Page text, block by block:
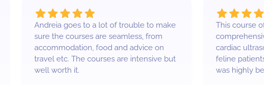
Andreia goes to a lot of trouble to make
sure the courses are seamless, from
accommodation, food and advice on
travel etc. The courses are intensive but
well worth it.
This course
cardiac
feline
was highly